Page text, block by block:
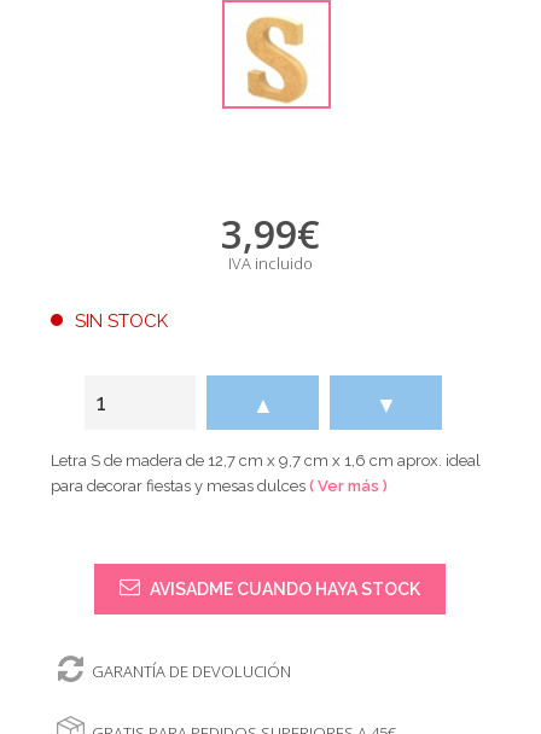
3,99€
IVA incluido
SIN STOCK
▲ ▼
Letra S de madera de 12,7 cm x 9,7 cm x 1,6 cm aprox. ideal
para decorar fiestas y mesas dulces( Ver más )
AVISADME CUANDO HAYA STOCK
GARANTÍA DE DEVOLUCIÓN